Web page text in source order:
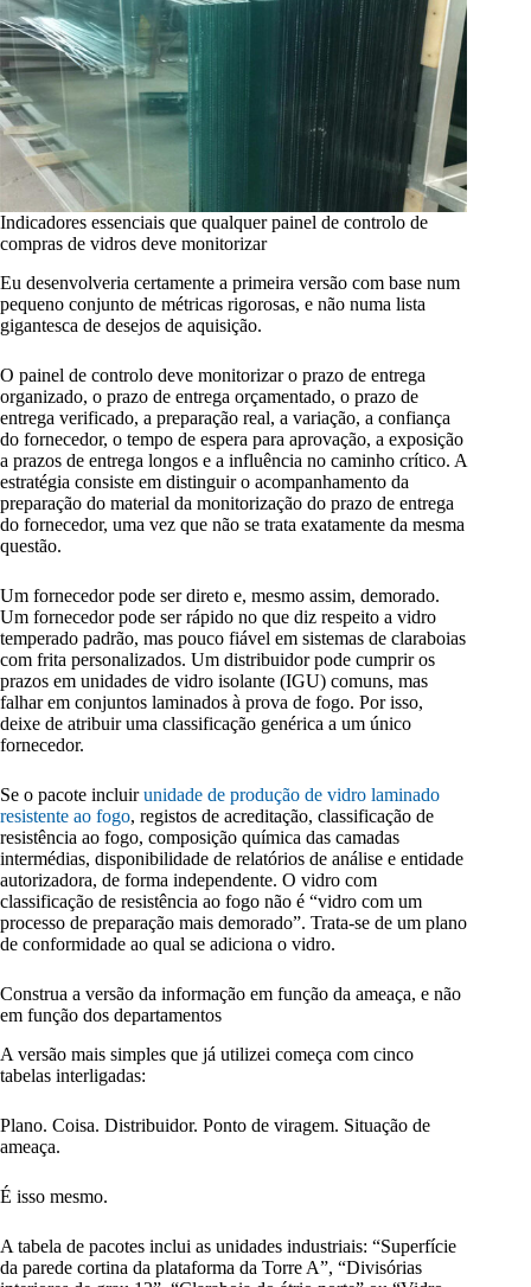
Indicadores essenciais que qualquer painel de controlo de
compras de vidros deve monitorizar
Eu desenvolveria certamente a primeira versão com base num
pequeno conjunto de métricas rigorosas, e não numa lista
gigantesca de desejos de aquisição.
O painel de controlo deve monitorizar o prazo de entrega
organizado, o prazo de entrega orçamentado, o prazo de
entrega verificado, a preparação real, a variação, a confiança
do fornecedor, o tempo de espera para aprovação, a exposição
a prazos de entrega longos e a influência no caminho crítico. A
estratégia consiste em distinguir o acompanhamento da
preparação do material da monitorização do prazo de entrega
do fornecedor, uma vez que não se trata exatamente da mesma
questão.
Um fornecedor pode ser direto e, mesmo assim, demorado.
Um fornecedor pode ser rápido no que diz respeito a vidro
temperado padrão, mas pouco fiável em sistemas de claraboias
com frita personalizados. Um distribuidor pode cumprir os
prazos em unidades de vidro isolante (IGU) comuns, mas
falhar em conjuntos laminados à prova de fogo. Por isso,
deixe de atribuir uma classificação genérica a um único
fornecedor.
Se o pacote incluirunidade de produção de vidro laminado
resistente ao fogo, registos de acreditação, classificação de
resistência ao fogo, composição química das camadas
intermédias, disponibilidade de relatórios de análise e entidade
autorizadora, de forma independente. O vidro com
classificação de resistência ao fogo não é “vidro com um
processo de preparação mais demorado”. Trata-se de um plano
de conformidade ao qual se adiciona o vidro.
Construa a versão da informação em função da ameaça, e não
em função dos departamentos
A versão mais simples que já utilizei começa com cinco
tabelas interligadas:
Plano. Coisa. Distribuidor. Ponto de viragem. Situação de
ameaça.
É isso mesmo.
A tabela de pacotes inclui as unidades industriais: “Superfície
da parede cortina da plataforma da Torre A”, “Divisórias